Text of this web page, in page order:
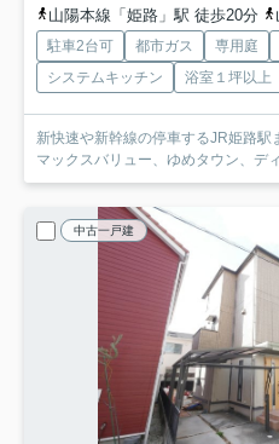
山陽本線「姫路」駅 徒歩20分
駐車2台可 都市ガス 専用庭
システムキッチン
浴室１坪以上
新快速や新幹線の停車するJR姫路駅
マックスバリュー、ゆめタウン、デ
中古一戸建